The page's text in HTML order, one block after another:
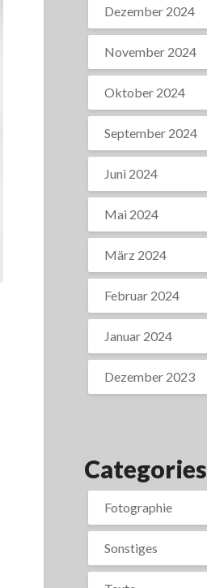
Dezember 2024
November 2024
Oktober 2024
September 2024
Juni 2024
Mai 2024
März 2024
Februar 2024
Januar 2024
Dezember 2023
Categories
Fotographie
Sonstiges